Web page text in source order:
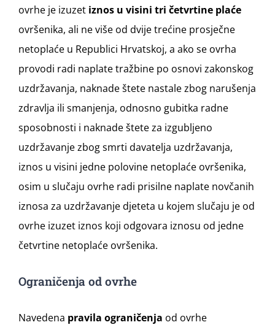
ovrhe je izuzet iznos u visini tri četvrtine plaće
ovršenika, ali ne više od dvije trećine prosječne
netoplaće u Republici Hrvatskoj, a ako se ovrha
provodi radi naplate tražbine po osnovi zakonskog
uzdržavanja, naknade štete nastale zbog narušenja
zdravlja ili smanjenja, odnosno gubitka radne
sposobnosti i naknade štete za izgubljeno
uzdržavanje zbog smrti davatelja uzdržavanja,
iznos u visini jedne polovine netoplaće ovršenika,
osim u slučaju ovrhe radi prisilne naplate novčanih
iznosa za uzdržavanje djeteta u kojem slučaju je od
ovrhe izuzet iznos koji odgovara iznosu od jedne
četvrtine netoplaće ovršenika.
Ograničenja od ovrhe
Navedena pravila ograničenja od ovrhe